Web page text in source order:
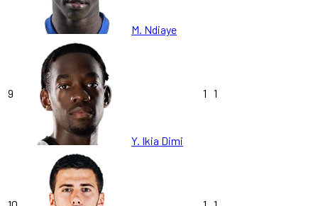
M. Ndiaye
9
Y. Ikia Dimi
1 1